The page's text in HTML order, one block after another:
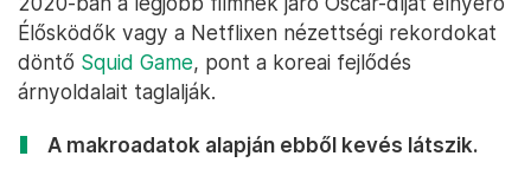
Élősködők vagy a Netflixen nézettségi rekordokat
döntő Squid Game, pont a koreai fejlődés
árnyoldalait taglalják.
A makroadatok alapján ebből kevés látszik.